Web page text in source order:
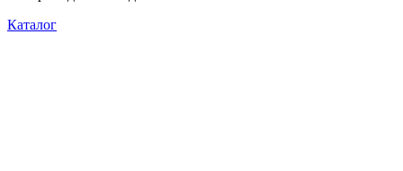
Каталог